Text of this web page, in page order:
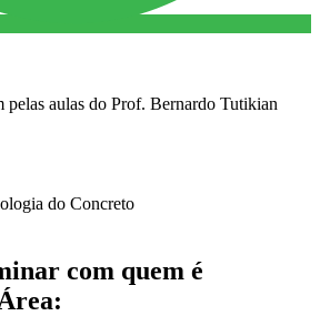
pelas aulas do Prof. Bernardo Tutikian
do Concreto
com quem é